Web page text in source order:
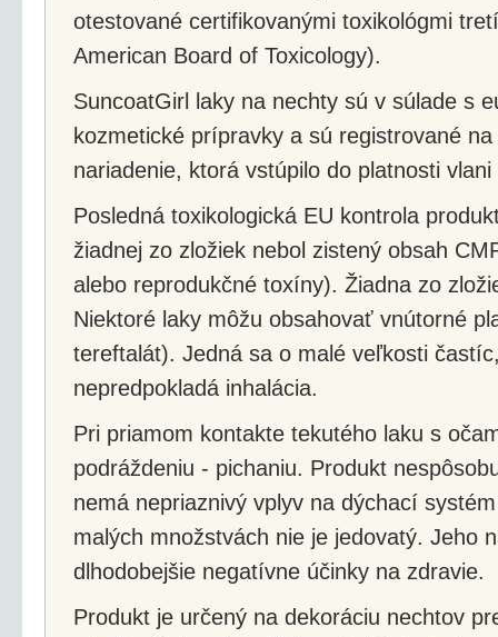
otestované certifikovanými toxikológmi
American Board of Toxicology).
SuncoatGirl laky na nechty sú v súlade s
kozmetické prípravky a sú registrované
nariadenie, ktorá vstúpilo do platnosti
Posledná toxikologická EU kontrola
žiadnej zo zložiek nebol zistený obsah
alebo reprodukčné toxíny). Žiadna zo
Niektoré laky môžu obsahovať vnútorné
tereftalát). Jedná sa o malé veľkosti
nepredpokladá inhalácia.
Pri priamom kontakte tekutého laku s
podráždeniu - pichaniu. Produkt
nemá nepriaznivý vplyv na dýchací
malých množstvách nie je jedovatý. Jeho
dlhodobejšie negatívne účinky na zdravie.
Produkt je určený na dekoráciu nechtov